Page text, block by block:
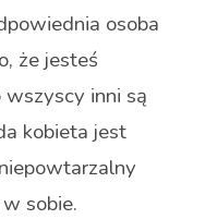
osoba
że jesteś
wszyscy inni są
kobieta jest
sobie.